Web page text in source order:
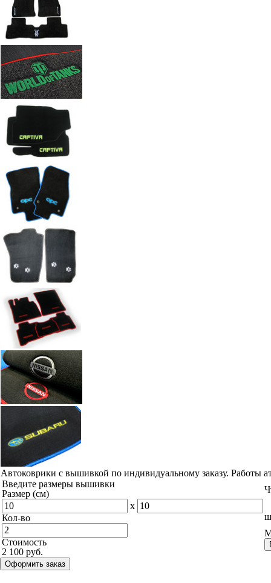
Автоковрики с вышивкой по индивидуальному заказу. Работы
Введите размеры вышивки
Размер (см)
x
Кол-во
Стоимость
2 100 руб.
Оформить заказ